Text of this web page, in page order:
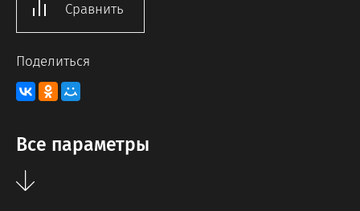
Сравнить
Поделиться
Все параметры